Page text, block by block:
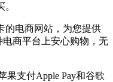
的电商网站，为您提供
商平台上安心购物，无
果支付Apple Pay和谷歌